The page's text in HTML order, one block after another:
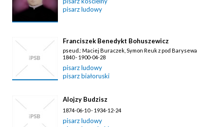
pisarz ludowy
Franciszek Benedykt Bohuszewicz
pseud.: Maciej Buraczek, Symon Reuk z pod Barysewa
1840 - 1900-04-28
pisarz ludowy
pisarz białoruski
Alojzy Budzisz
1874-06-10 - 1934-12-24
pisarz ludowy